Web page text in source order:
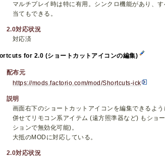
マルチプレイ時は特に有用。シンクロ機能があり、
当てもできる。
2.0対応状況
対応済
for 2.0 (ショートカットアイコンの編集)
配布元
https://mods.factorio.com/mod/Shortcuts-ick
説明
画面右下のショートカットアイコンを編集できるよう
併せてリモコン系アイテム (遠方照準器など) もショ
ションで無効化可能)。
大抵のMODに対応している。
2.0対応状況